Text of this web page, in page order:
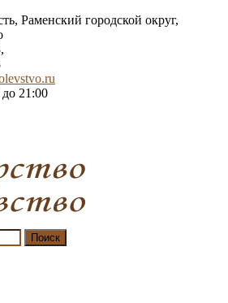
Раменский городской округ,
21:00
Поиск